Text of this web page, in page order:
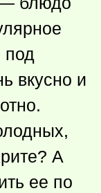
под
вкусно и
А
ее по